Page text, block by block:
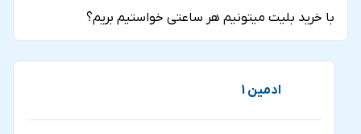
ندارند، اما دو ویژگی خاص آن‌ها را متمایز می‌کند. نخست،
افرادی که کابین لانژ پلاس را انتخاب می‌کنند، از ورودی‌ای با
کابین‌ها از پذیرایی با یک نوشیدنی خانگی برخوردار خواهند بود.
با خرید بلیت میتونیم هر ساعتی خواستیم بریم؟
ادمین 1